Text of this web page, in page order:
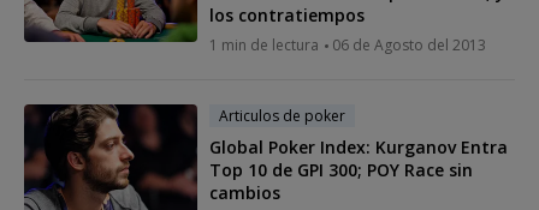
los contratiempos
1 min de lectura 06 de Agosto del 2013
Articulos de poker
Global Poker Index: Kurganov Entra
Top 10 de GPI 300; POY Race sin
cambios